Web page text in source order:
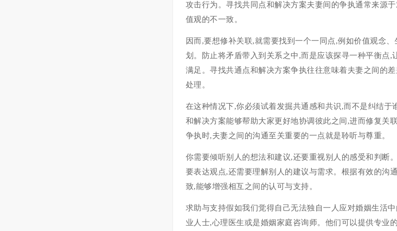
攻击行为。寻找共同点和解决方案夫妻间的争执通常来源
值观的不一致。
因而,要想修补关联,就需要找到一个一同点,例如价值观念
划。防止将矛盾带入到关系之中,而是应该探寻一种平衡点,
满足。寻找共通点和解决方案争执往往意味着夫妻之间的
处理。
在这种情况下,你必须试着发掘共通感和共识,而不是纠结于
和解决方案能够帮助大家更好地协调彼此之间,进而修复关
争执时,夫妻之间的沟通至关重要的一点就是聆听与尊重。
你需要倾听别人的想法和建议,还要重视别人的感受和判断
要表达观点,还需要理解别人的建议与需求。根据有效的沟
致,能够增强相互之间的认可与支持。
求助与支持假如我们觉得自己无法独自一人应对婚姻生活
业人士,心理医生或是婚姻家庭咨询师。他们可以提供专业